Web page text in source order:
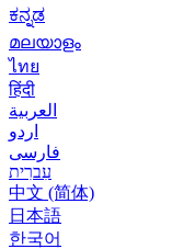
ಕನ್ನಡ
മലയാളം
ไทย
हिंदी
العربية
اردو
فارسی
עִברִית
中文 (简体)
日本語
한국어